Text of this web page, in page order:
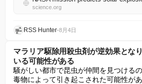
science.org
RSS Hunter•8月4日
マラリア駆除用殺虫剤が逆効果とな
いる可能性がある
騒がしい都市で昆虫が仲間を見つける
毒物によって引き起こされた可能性が